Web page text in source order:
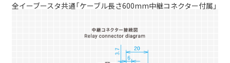
トルクから選ぶ
全イーブースタ共通「ケーブル長さ600mm中継コネクター付属」